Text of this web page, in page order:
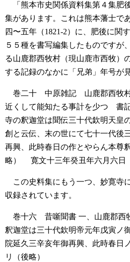
「熊本市史関係資料集第４集肥
集があります。これは熊本藩士で
四〜五年（1821-2）に、肥後に関
５５種を書写編集したものですが
る山鹿郡西牧村（現山鹿市西牧）
する記録のなかに「兄弟」年号が
巻二十 中原雑記 山鹿郡西牧
近くして能知たる事計を少つゝ書
寺の釈迦堂は聞伝三十代欽明天皇
創と云伝、末の世にて七十一代後
再興、此時春日の作とやらん本尊
略）
寛文十三年癸丑年六月六日
この史料集にもう一つ、妙寛寺
収録されています。
巻十六 昔噺聞書 一、山鹿郡西
釈迦堂は三十代欽明帝元年戊寅ノ
院延久三辛亥年御再興、此時春日
リ（後略）